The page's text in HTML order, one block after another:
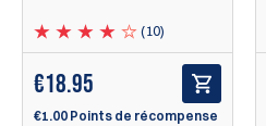
(10)
€18.95
€1.00 Points de récompense